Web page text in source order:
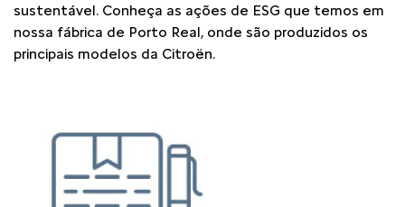
sustentável. Conheça as ações de ESG que temos em
nossa fábrica de Porto Real, onde são produzidos os
principais modelos da Citroën.